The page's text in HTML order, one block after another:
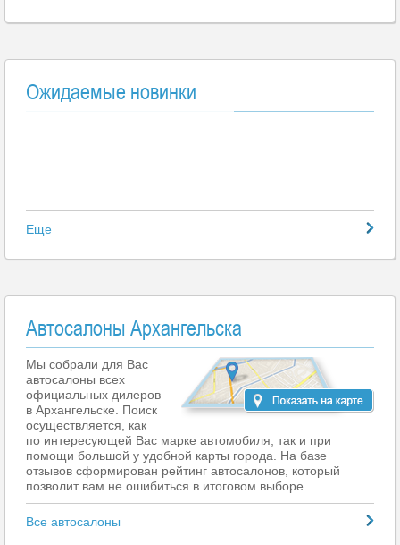
Ожидаемые новинки
Еще
Автосалоны Архангельска
Мы собрали для Вас
автосалоны всех
официальных дилеров
в Архангельске. Поиск
осуществляется, как
по интересующей Вас марке автомобиля, так и при
помощи большой у удобной карты города. На базе
отзывов сформирован рейтинг автосалонов, который
позволит вам не ошибиться в итоговом выборе.
Все автосалоны